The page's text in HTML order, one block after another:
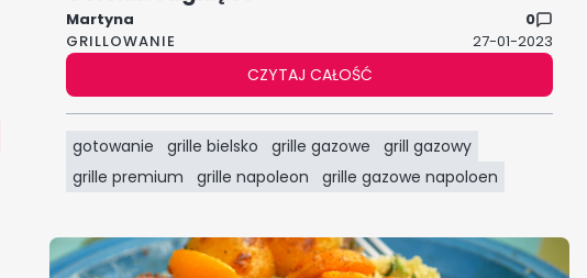
GRILLOWANIE 27-01-2023
CZYTAJ CAŁOŚĆ
Martyna 0
gotowanie grille bielsko grille gazowe
grill gazowy
grille premium
grille napoleon grille gazowe napoloen